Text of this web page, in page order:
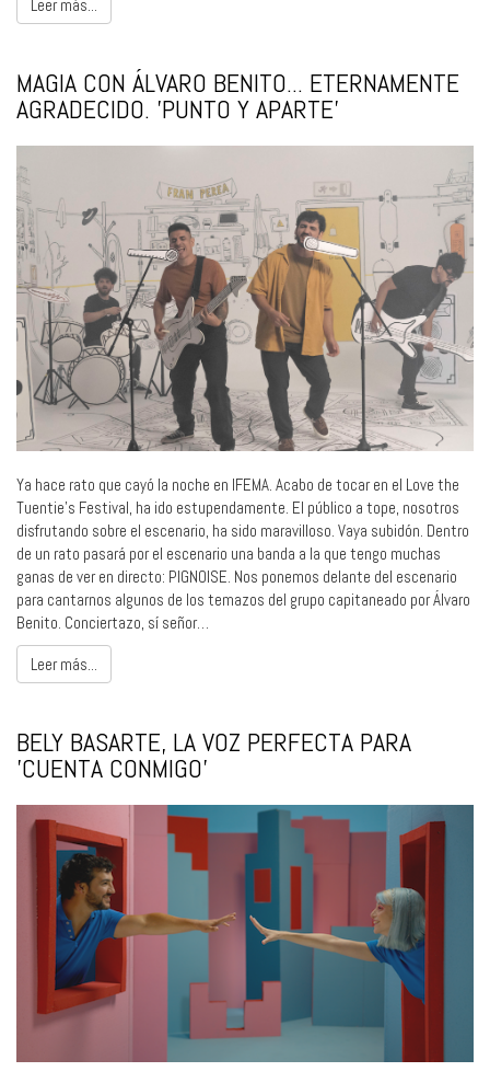
Leer más...
MAGIA CON ÁLVARO BENITO... ETERNAMENTE
AGRADECIDO. 'PUNTO Y APARTE'
Ya hace rato que cayó la noche en IFEMA. Acabo de tocar en el Love the
Tuentie’s Festival, ha ido estupendamente. El público a tope, nosotros
disfrutando sobre el escenario, ha sido maravilloso. Vaya subidón. Dentro
de un rato pasará por el escenario una banda a la que tengo muchas
ganas de ver en directo: PIGNOISE. Nos ponemos delante del escenario
para cantarnos algunos de los temazos del grupo capitaneado por Álvaro
Benito. Conciertazo, sí señor…
Leer más...
BELY BASARTE, LA VOZ PERFECTA PARA
'CUENTA CONMIGO'